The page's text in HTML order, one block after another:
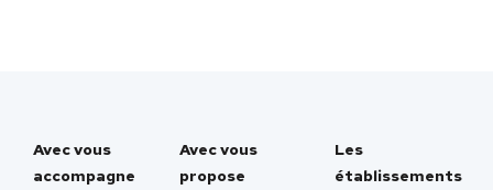
Avec vous
accompagne
Avec vous
propose
Les
établissements